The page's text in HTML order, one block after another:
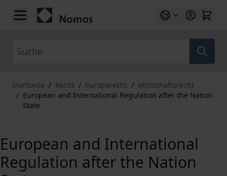
Zum Inhalt springen
Startseite / Recht / Europarecht / Wirtschaftsrecht
/ European and International Regulation after the Nation
State
European and International
Regulation after the Nation